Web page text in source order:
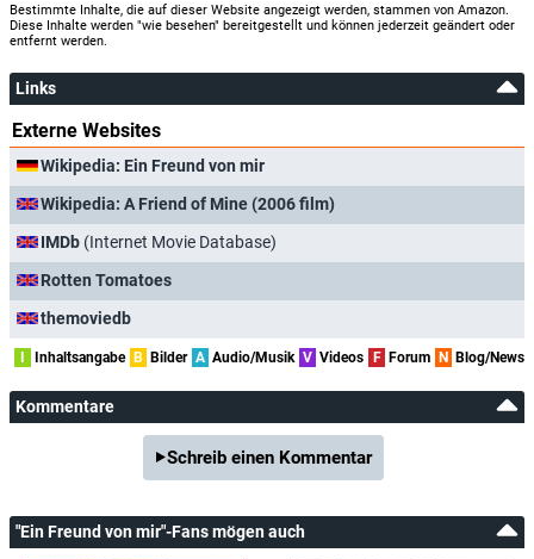
Bestimmte Inhalte, die auf dieser Website angezeigt werden, stammen von Amazon.
Diese Inhalte werden "wie besehen" bereitgestellt und können jederzeit geändert oder
entfernt werden.
Links
Externe Websites
Wikipedia: Ein Freund von mir
Wikipedia: A Friend of Mine (2006 film)
IMDb (Internet Movie Database)
Rotten Tomatoes
themoviedb
I Inhaltsangabe B Bilder A Audio/Musik V Videos F Forum N Blog/News
Kommentare
Schreib einen Kommentar
"Ein Freund von mir"-Fans mögen auch